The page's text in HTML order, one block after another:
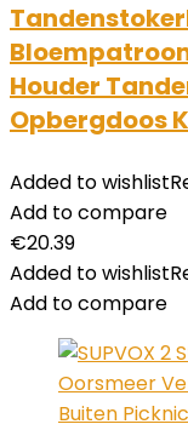
Houder
Opbergdoos
Added to wishlist
Add to compare
€20.39
Added to wishlist
Add to compare